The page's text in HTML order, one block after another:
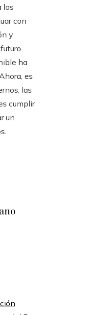
los
con
y
ha
es
las
cumplir
un